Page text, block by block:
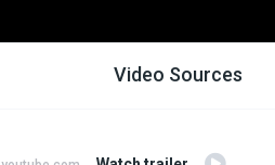
Video Sources